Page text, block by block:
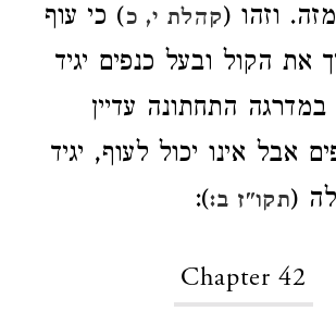
וזהו (קהלת י, כ) כי עוף
את הקול ובעל כנפים יגיד
התחתונה עדיין
אבל אינו יכול לעוף, יגיד
(תקו"ז ב:):
Chapter 42